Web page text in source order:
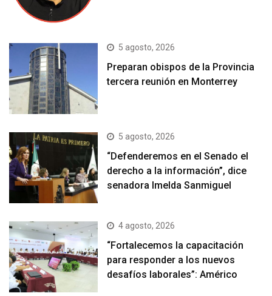
5 agosto, 2026
Preparan obispos de la Provincia
tercera reunión en Monterrey
5 agosto, 2026
“Defenderemos en el Senado el
derecho a la información”, dice
senadora Imelda Sanmiguel
4 agosto, 2026
“Fortalecemos la capacitación
para responder a los nuevos
desafíos laborales”: Américo